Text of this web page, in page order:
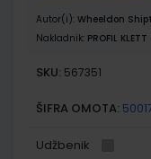
Autor(i): Wheeldon
Nakladnik: PROFIL
SKU: 567351
ŠIFRA OMOTA:
Udžbenik